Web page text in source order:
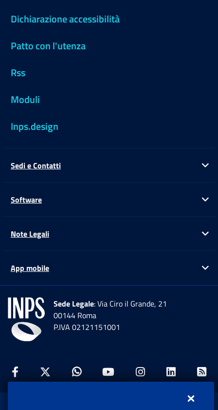
Dichiarazione accessibilità
Patto con l'utenza
Rss
Moduli
Inps.design
Sedi e Contatti
Software
Note Legali
App mobile
Sede Legale: Via Ciro il Grande, 21
00144 Roma
P.IVA 02121151001
Facebook: Apre una nuova finestra
Twitter: Apre una nuova finestra
Whatsapp: Apre una nuova
Youtube: Apre una
Instagram: